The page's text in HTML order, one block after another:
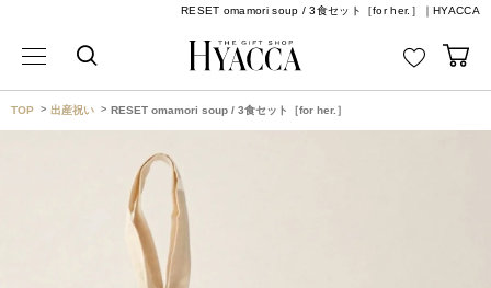
RESET omamori soup / 3食セット［for her.］｜HYACCA
TOP 出産祝い RESET omamori soup / 3食セット［for her.］